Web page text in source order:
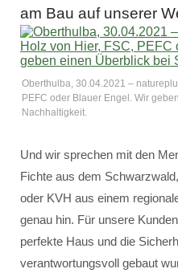
am Bau auf unserer
Oberthulba, 30.04.2021 –
PEFC oder Blauer Engel. Wir
Nachhaltigkeit.
Und wir sprechen mit den
Fichte aus dem
oder KVH aus einem
genau hin. Für unsere
perfekte Haus und die
verantwortungsvoll gebaut